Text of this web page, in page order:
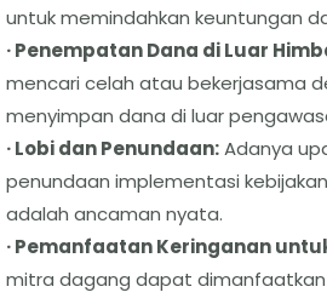
untuk memindahkan keuntungan
· Penempatan Dana di Luar
mencari celah atau bekerjasama
menyimpan dana di luar
· Lobi dan Penundaan:Adanya
penundaan implementasi
adalah ancaman nyata.
· Pemanfaatan Keringanan
mitra dagang dapat dimanfaatkan